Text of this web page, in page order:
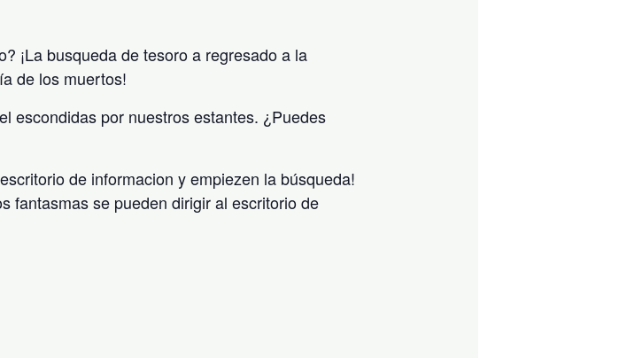
¡La busqueda de tesoro a regresado a la
de los muertos!
escondidas por nuestros estantes. ¿Puedes
de informacion y empiezen la búsqueda!
fantasmas se pueden dirigir al escritorio de